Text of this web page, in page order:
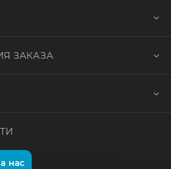
ЗАКАЗА
нас